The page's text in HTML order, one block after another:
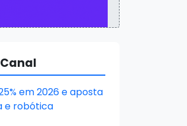
em 2026 e aposta
e robótica